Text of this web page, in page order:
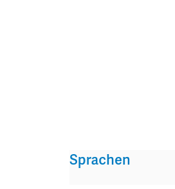
Sprachen